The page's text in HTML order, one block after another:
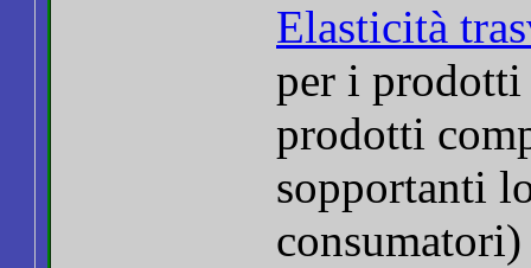
Elasticità
per i prodotti
prodotti
sopportanti